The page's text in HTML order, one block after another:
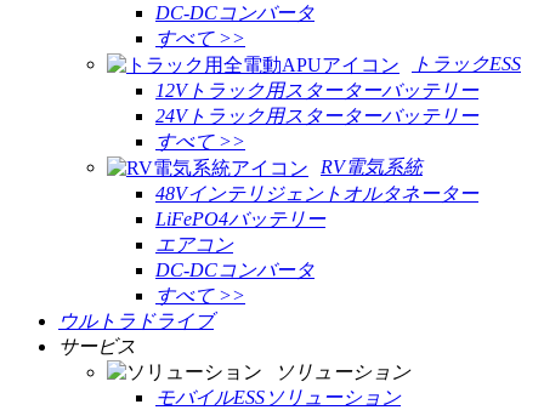
DC-DCコンバータ
すべて >>
トラックESS
12Vトラック用スターターバッテリー
24Vトラック用スターターバッテリー
すべて >>
RV電気系統
48Vインテリジェントオルタネーター
LiFePO4バッテリー
エアコン
DC-DCコンバータ
すべて >>
ウルトラドライブ
サービス
ソリューション
モバイルESSソリューション